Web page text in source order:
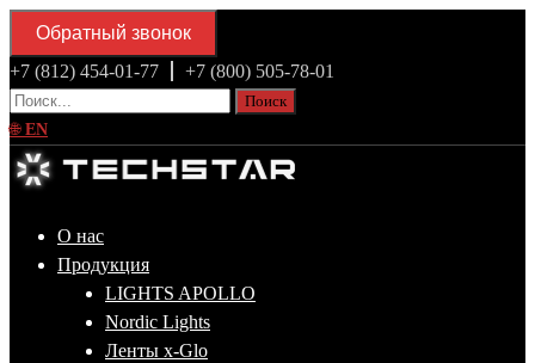
Обратный звонок
+7 (812) 454-01-77
+7 (800) 505-78-01
Поиск
🌐 EN
О нас
Продукция
LIGHTS APOLLO
Nordic Lights
Ленты x-Glo